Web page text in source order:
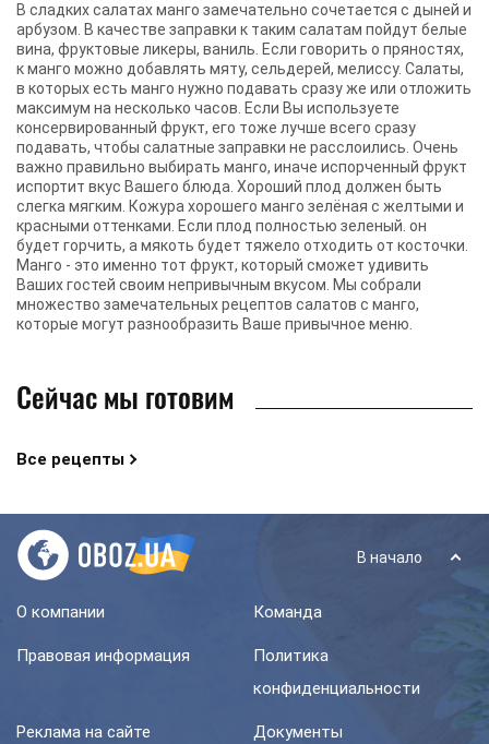
В сладких салатах манго замечательно сочетается с дыней и
арбузом. В качестве заправки к таким салатам пойдут белые
вина, фруктовые ликеры, ваниль. Если говорить о пряностях,
к манго можно добавлять мяту, сельдерей, мелиссу. Салаты,
в которых есть манго нужно подавать сразу же или отложить
максимум на несколько часов. Если Вы используете
консервированный фрукт, его тоже лучше всего сразу
подавать, чтобы салатные заправки не расслоились. Очень
важно правильно выбирать манго, иначе испорченный фрукт
испортит вкус Вашего блюда. Хороший плод должен быть
слегка мягким. Кожура хорошего манго зелёная с желтыми и
красными оттенками. Если плод полностью зеленый. он
будет горчить, а мякоть будет тяжело отходить от косточки.
Манго - это именно тот фрукт, который сможет удивить
Ваших гостей своим непривычным вкусом. Мы собрали
множество замечательных рецептов салатов с манго,
которые могут разнообразить Ваше привычное меню.
Сейчас мы готовим
Все рецепты
В начало
О компании Команда
Правовая информация
Политика
конфиденциальности
Реклама на сайте Документы